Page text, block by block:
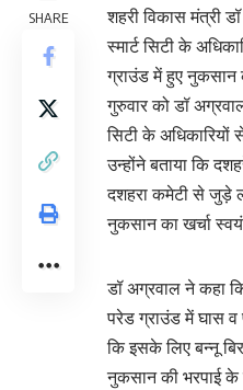
SHARE
शहरी विकास मंत्री
स्मार्ट सिटी के
ग्राउंड में हुए नुकसान
गुरुवार को डॉ
सिटी के अधिकारियों
उन्होंने बताया कि
दशहरा कमेटी से जुड़े
नुकसान का खर्चा
डॉ अग्रवाल ने कहा
परेड ग्राउंड में घास व
कि इसके लिए बन्नू
नुकसान की भरपाई के